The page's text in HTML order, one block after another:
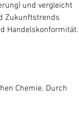
und vergleicht
Zukunftstrends
Handelskonformität.
Chemie. Durch